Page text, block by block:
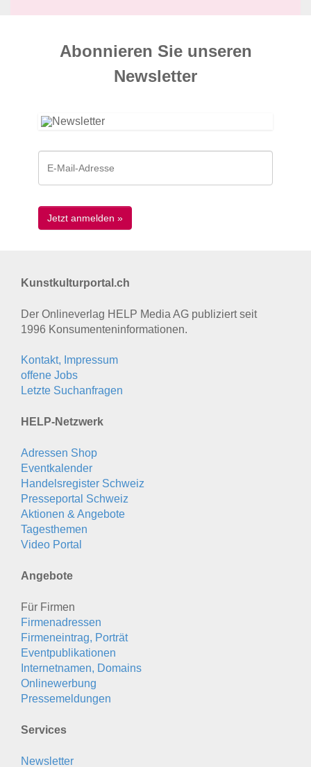
Abonnieren Sie unseren
News­letter
Kunstkulturportal.ch
Der Onlineverlag HELP Media AG publiziert seit
1996 Konsumenten­informationen.
Kontakt, Impressum
offene Jobs
Letzte Suchanfragen
HELP-Netzwerk
Adressen Shop
Eventkalender
Handelsregister Schweiz
Presseportal Schweiz
Aktionen & Angebote
Tagesthemen
Video Portal
Angebote
Für Firmen
Firmenadressen
Firmeneintrag, Porträt
Eventpublikationen
Internetnamen, Domains
Onlinewerbung
Pressemeldungen
Services
Newsletter